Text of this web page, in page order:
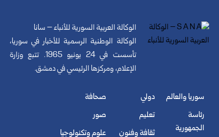
الوكالة العربية السورية للأنباء – سانا
الوكالة الوطنية الرسمية للأخبار في سوريا،
تأسست في 24 يونيو 1965. تتبع وزارة
الإعلام، ومركزها الرئيسي في دمشق.
سوريا والعالم
رئاسة
الجمهورية
دولي
تعليم
ثقافة وفنون
صحافة
صور
علوم وتكنولوجيا